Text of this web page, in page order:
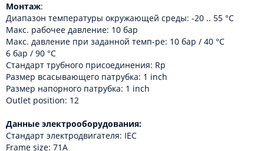
Монтаж:
Диапазон температуры окружающей среды: -20 .. 55 °C
Макс. рабочее давление: 10 бар
Макс. давление при заданной темп-ре: 10 бар / 40 °C
6 бар / 90 °C
Стандарт трубного присоединения: Rp
Размер всасывающего патрубка: 1 inch
Размер напорного патрубка: 1 inch
Outlet position: 12
Данные электрооборудования:
Стандарт электродвигателя: IEC
Frame size: 71A